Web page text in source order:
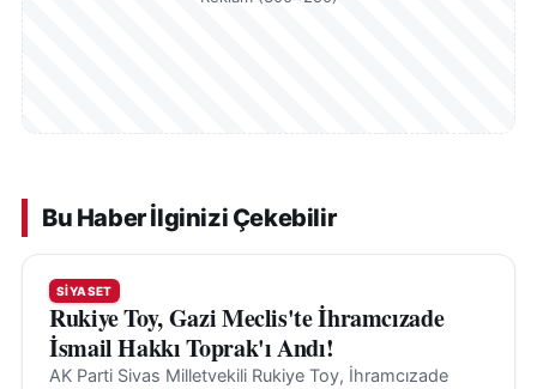
Bu Haber İlginizi Çekebilir
SIYASET
Rukiye Toy, Gazi Meclis'te İhramcızade
İsmail Hakkı Toprak'ı Andı!
AK Parti Sivas Milletvekili Rukiye Toy, İhramcızade